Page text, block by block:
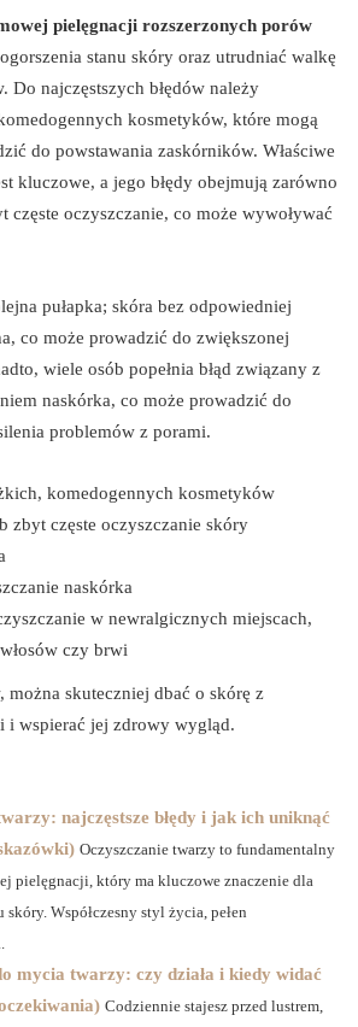
pielęgnacji rozszerzonych porów
stanu skóry oraz utrudniać walkę
Do najczęstszych błędów należy
kosmetyków, które mogą
do powstawania zaskórników. Właściwe
kluczowe, a jego błędy obejmują zarówno
częste oczyszczanie, co może wywoływać
pułapka; skóra bez odpowiedniej
co może prowadzić do zwiększonej
wiele osób popełnia błąd związany z
naskórka, co może prowadzić do
problemów z porami.
komedogennych kosmetyków
zbyt częste oczyszczanie skóry
naskórka
w newralgicznych miejscach,
czy brwi
można skuteczniej dbać o skórę z
i wspierać jej zdrowy wygląd.
najczęstsze błędy i jak ich uniknąć
Oczyszczanie twarzy to fundamentalny
pielęgnacji, który ma kluczowe znaczenie dla
Współczesny styl życia, pełen
mycia twarzy: czy działa i kiedy widać
Codziennie stajesz przed lustrem,